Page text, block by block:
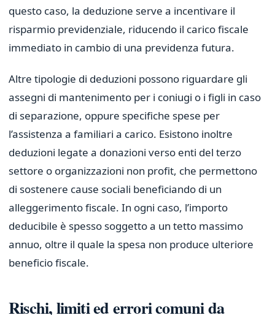
questo caso, la deduzione serve a incentivare il
risparmio previdenziale, riducendo il carico fiscale
immediato in cambio di una previdenza futura.
Altre tipologie di deduzioni possono riguardare gli
assegni di mantenimento per i coniugi o i figli in caso
di separazione, oppure specifiche spese per
l’assistenza a familiari a carico. Esistono inoltre
deduzioni legate a donazioni verso enti del terzo
settore o organizzazioni non profit, che permettono
di sostenere cause sociali beneficiando di un
alleggerimento fiscale. In ogni caso, l’importo
deducibile è spesso soggetto a un tetto massimo
annuo, oltre il quale la spesa non produce ulteriore
beneficio fiscale.
Rischi, limiti ed errori comuni da